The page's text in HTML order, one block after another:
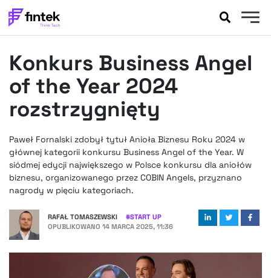
BANKOWOŚĆ
EVENTY
FELIETONY
WYWIADY
PODCASTY
FINTEKEXTRA
OKIEM EKSPERTA
Konkurs Business Angel
of the Year 2024
rozstrzygnięty
Paweł Fornalski zdobył tytuł Anioła Biznesu Roku 2024 w
głównej kategorii konkursu Business Angel of the Year. W
siódmej edycji największego w Polsce konkursu dla aniołów
biznesu, organizowanego przez COBIN Angels, przyznano
nagrody w pięciu kategoriach.
RAFAŁ TOMASZEWSKI #START UP
OPUBLIKOWANO 14 MARCA 2025, 11:36